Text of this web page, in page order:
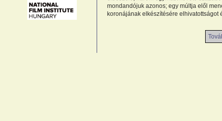
mondandójuk azonos; egy múltja elől
koronájának elkészítésére elhivatottságot